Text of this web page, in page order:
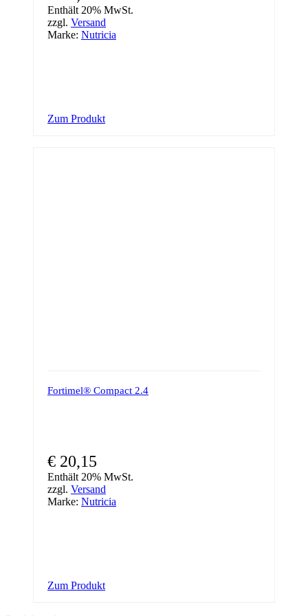
Enthält 20% MwSt.
zzgl. Versand
Marke: Nutricia
Zum Produkt
Fortimel® Compact 2.4
€ 20,15
Enthält 20% MwSt.
zzgl. Versand
Marke: Nutricia
Zum Produkt